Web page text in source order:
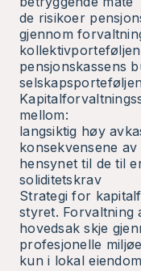
de risikoer
gjennom
pensjonskassens
mellom:
langsiktig høy
konsekvensene
hensynet til de til
soliditetskrav
Strategi for
styret. Forvaltning
hovedsak skje
profesjonelle
kun i lokal